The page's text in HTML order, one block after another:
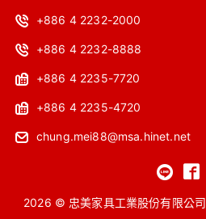
+886 4 2232-2000
+886 4 2232-8888
+886 4 2235-7720
+886 4 2235-4720
chung.mei88@msa.hinet.net
2026 © 忠美家具工業股份有限公司